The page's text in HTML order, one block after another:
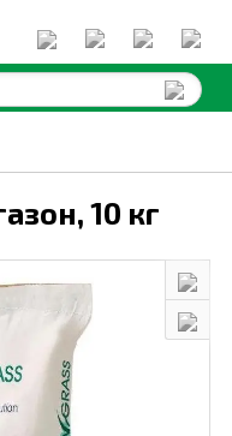
10 кг